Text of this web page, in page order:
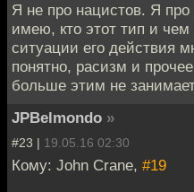
Я не про нацистов. Я
имею, кто этот тип и
ситуации его действия
понятно, расизм и
больше этим не
JPBelmondo »
#23 | 19.05.16 02:30
Кому: John Crane, #19